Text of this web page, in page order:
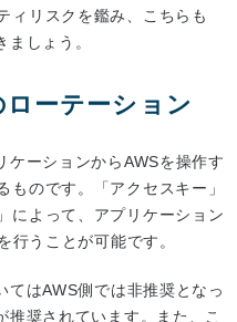
ィリスクを鑑み、こちらも
しょう。
ーテーション
ケーションからAWSを操作す
ものです。「アクセスキー」
によって、アプリケーション
行うことが可能です。
てはAWS側では非推奨となっ
奨されています。また、こ